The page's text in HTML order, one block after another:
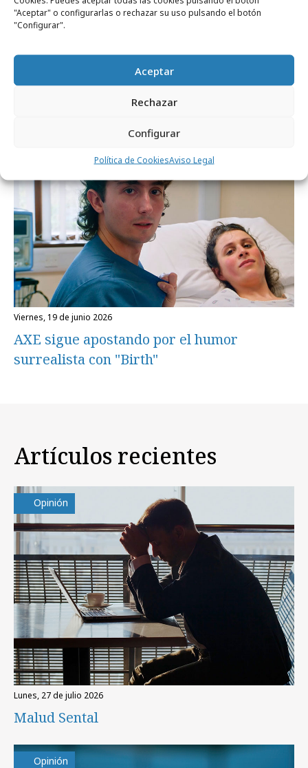
"Aceptar" o configurarlas o rechazar su uso pulsando el botón
"Configurar".
Aceptar
Rechazar
Configurar
Política de CookiesAviso Legal
lunes, 29 de junio 2026
Publicidad de la Srta. Pepis
viernes, 19 de junio 2026
AXE sigue apostando por el humor
surrealista con "Birth"
Artículos recientes
Opinión
lunes, 27 de julio 2026
Malud Sental
Opinión